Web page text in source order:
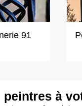
91
peintres à